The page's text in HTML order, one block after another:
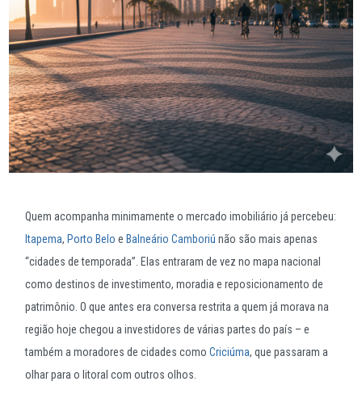
Quem acompanha minimamente o mercado imobiliário já percebeu:
Itapema, Porto Belo e Balneário Camboriú não são mais apenas
“cidades de temporada”. Elas entraram de vez no mapa nacional
como destinos de investimento, moradia e reposicionamento de
patrimônio. O que antes era conversa restrita a quem já morava na
região hoje chegou a investidores de várias partes do país – e
também a moradores de cidades comoCriciúma, que passaram a
olhar para o litoral com outros olhos.